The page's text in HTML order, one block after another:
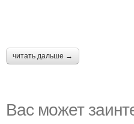
читать дальше →
Вас может